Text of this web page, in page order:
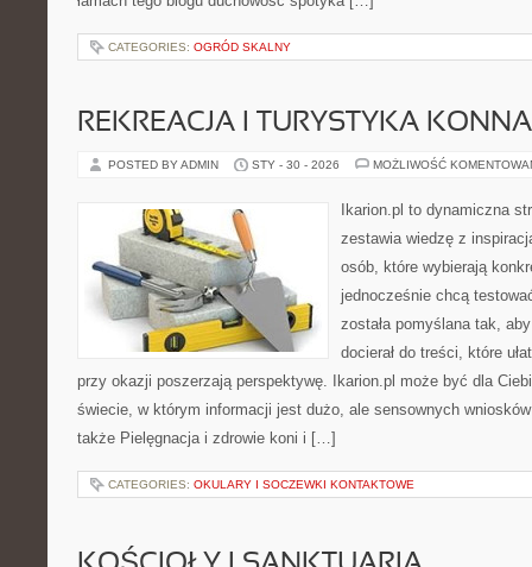
CATEGORIES: OGRÓD SKALNY
REKREACJA I TURYSTYKA KONNA
POSTED BY ADMIN STY - 30 - 2026 MOŻLIWOŚĆ
Ikarion.pl to dynamiczna
zestawia wiedzę z
osób, które wybierają
jednocześnie chcą
została pomyślana tak,
docierał do treści, które
przy okazji poszerzają perspektywę. Ikarion.pl może być dla
świecie, w którym informacji jest dużo, ale sensownych
także Pielęgnacja i zdrowie koni i […]
CATEGORIES: OKULARY I SOCZEWKI KONTAKTOWE